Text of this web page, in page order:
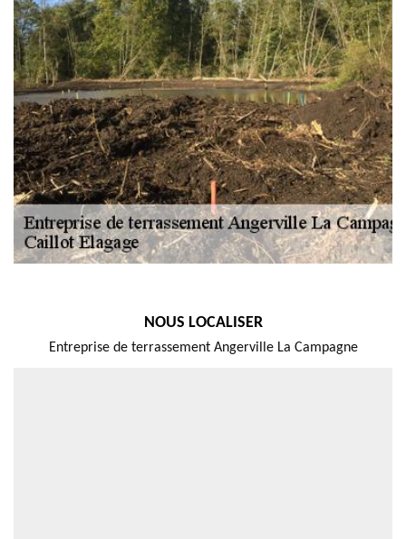
NOUS LOCALISER
Entreprise de terrassement Angerville La Campagne